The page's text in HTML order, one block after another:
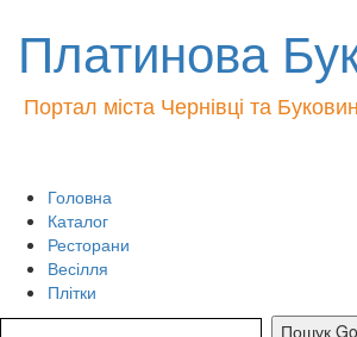
Платинова
Портал міста Чернівці та
Головна
Каталог
Ресторани
Весілля
Плітки